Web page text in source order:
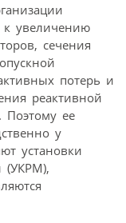
к увеличению
сечения
потерь и
реактивной
Поэтому ее
у
установки
(УКРМ),